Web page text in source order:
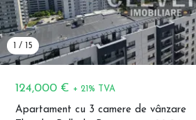
124,000 € + 21% TVA
Apartament cu 3 camere de vânzare
1 / 15